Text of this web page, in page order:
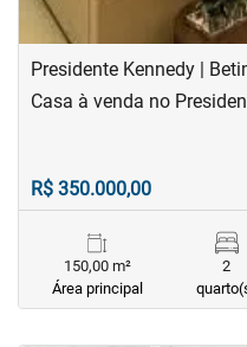
Presidente Kennedy |
Casa à venda no
R$ 350.000,00
150,00 m²
Área principal
2